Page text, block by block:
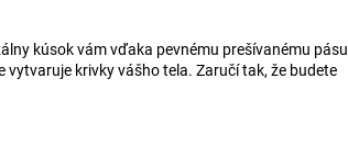
kúsok vám vďaka pevnému prešívanému pásu
vytvaruje krivky vášho tela. Zaručí tak, že budete